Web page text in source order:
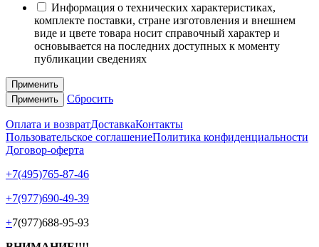
Информация о технических характеристиках,
комплекте поставки, стране изготовления и внешнем
виде и цвете товара носит справочный характер и
основывается на последних доступных к моменту
публикации сведениях
Применить
Применить
Сбросить
Оплата и возвратДоставкаКонтакты
Пользовательское соглашениеПолитика конфиденциальности
Договор-оферта
+7(495)765-87-46
+7(977)690-49-39
+7(977)688-95-93